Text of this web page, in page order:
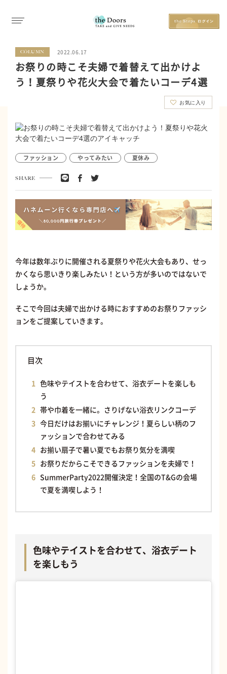
COLUMN 2022.06.17
お祭りの時こそ夫婦で着替えて出かけよ
う！夏祭りや花火大会で着たいコーデ4選
お気に入り
ファッション やってみたい 夏休み
SHARE
今年は数年ぶりに開催される夏祭りや花火大会もあり、せっ
かくなら思いきり楽しみたい！という方が多いのではないで
しょうか。
そこで今回は夫婦で出かける時におすすめのお祭りファッシ
ョンをご提案していきます。
目次
色味やテイストを合わせて、浴衣デートを楽しも
う
帯や巾着を一緒に。さりげない浴衣リンクコーデ
今日だけはお揃いにチャレンジ！夏らしい柄のフ
ァッションで合わせてみる
お揃い扇子で暑い夏でもお祭り気分を満喫
お祭りだからこそできるファッションを夫婦で！
SummerParty2022開催決定！全国のT&Gの会場
で夏を満喫しよう！
色味やテイストを合わせて、浴衣デート
を楽しもう